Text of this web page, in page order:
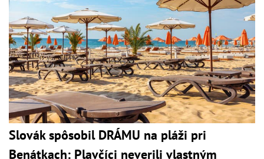
Slovák spôsobil DRÁMU na pláži pri
Benátkach: Plavčíci neverili vlastným